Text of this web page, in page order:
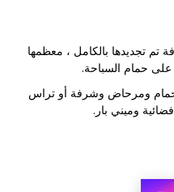
روزا بيتش المنستير 425 غرفة تم تجديدها بالكامل ، معظمها
حمام السباحة.
ومرحاض وشرفة أو تراس
وميني بار.